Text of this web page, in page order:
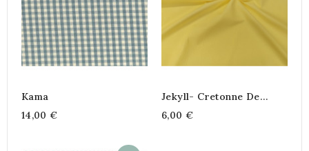
Kama
14,00 €
Jekyll- Cretonne De
Coton Uni
6,00 €